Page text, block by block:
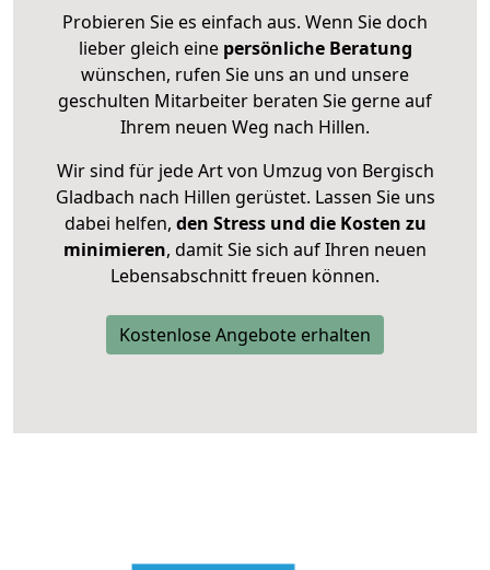
Probieren Sie es einfach aus. Wenn Sie doch
lieber gleich eine persönliche Beratung
wünschen, rufen Sie uns an und unsere
geschulten Mitarbeiter beraten Sie gerne auf
Ihrem neuen Weg nach Hillen.
Wir sind für jede Art von Umzug von Bergisch
Gladbach nach Hillen gerüstet. Lassen Sie uns
dabei helfen, den Stress und die Kosten zu
minimieren, damit Sie sich auf Ihren neuen
Lebensabschnitt freuen können.
Kostenlose Angebote erhalten